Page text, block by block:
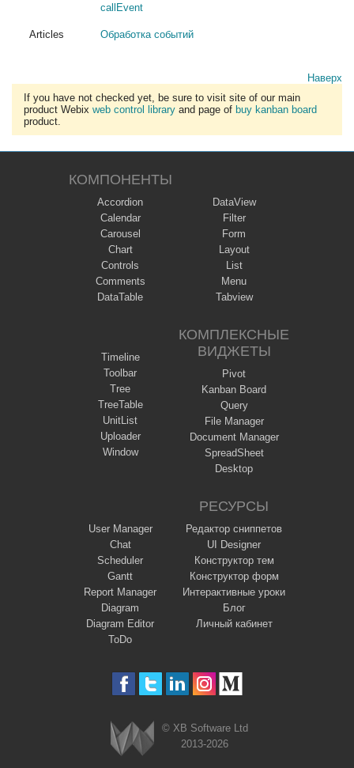
callEvent
Articles Обработка событий
Наверх
If you have not checked yet, be sure to visit site of our main
product Webix web control library and page of buy kanban board
product.
КОМПОНЕНТЫ
Accordion
Calendar
Carousel
Chart
Controls
Comments
DataTable
DataView
Filter
Form
Layout
List
Menu
Tabview
Timeline
Toolbar
Tree
TreeTable
UnitList
Uploader
Window
КОМПЛЕКСНЫЕ
ВИДЖЕТЫ
Pivot
Kanban Board
Query
File Manager
Document Manager
SpreadSheet
Desktop
User Manager
Chat
Scheduler
Gantt
Report Manager
Diagram
Diagram Editor
ToDo
РЕСУРСЫ
Редактор сниппетов
UI Designer
Конструктор тем
Конструктор форм
Интерактивные уроки
Блог
Личный кабинет
© XB Software Ltd
2013-2026